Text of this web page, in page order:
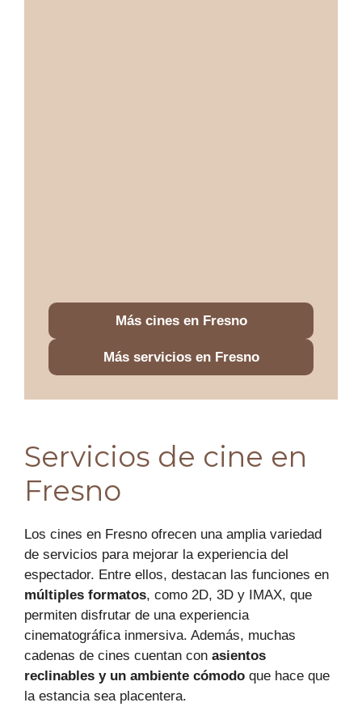
Más cines en Fresno
Más servicios en Fresno
Servicios de cine en
Fresno
Los cines en Fresno ofrecen una amplia variedad
de servicios para mejorar la experiencia del
espectador. Entre ellos, destacan las funciones en
múltiples formatos, como 2D, 3D y IMAX, que
permiten disfrutar de una experiencia
cinematográfica inmersiva. Además, muchas
cadenas de cines cuentan con asientos
reclinables y un ambiente cómodo que hace que
la estancia sea placentera.